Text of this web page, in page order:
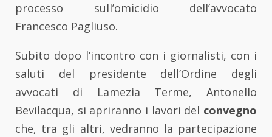
processo sull’omicidio dell’avvocato
Francesco Pagliuso.
Subito dopo l’incontro con i giornalisti, con i
saluti del presidente dell’Ordine degli
avvocati di Lamezia Terme, Antonello
Bevilacqua, si apriranno i lavori del convegno
che, tra gli altri, vedranno la partecipazione